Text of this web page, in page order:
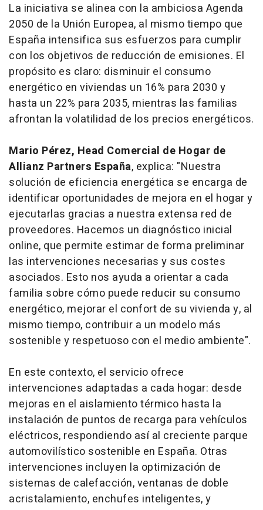
La iniciativa se alinea con la ambiciosa Agenda
2050 de la Unión Europea, al mismo tiempo que
España intensifica sus esfuerzos para cumplir
con los objetivos de reducción de emisiones. El
propósito es claro: disminuir el consumo
energético en viviendas un 16% para 2030 y
hasta un 22% para 2035, mientras las familias
afrontan la volatilidad de los precios energéticos.
Mario Pérez, Head Comercial de Hogar de
Allianz Partners España, explica: "Nuestra
solución de eficiencia energética se encarga de
identificar oportunidades de mejora en el hogar y
ejecutarlas gracias a nuestra extensa red de
proveedores. Hacemos un diagnóstico inicial
online, que permite estimar de forma preliminar
las intervenciones necesarias y sus costes
asociados. Esto nos ayuda a orientar a cada
familia sobre cómo puede reducir su consumo
energético, mejorar el confort de su vivienda y, al
mismo tiempo, contribuir a un modelo más
sostenible y respetuoso con el medio ambiente".
En este contexto, el servicio ofrece
intervenciones adaptadas a cada hogar: desde
mejoras en el aislamiento térmico hasta la
instalación de puntos de recarga para vehículos
eléctricos, respondiendo así al creciente parque
automovilístico sostenible en España. Otras
intervenciones incluyen la optimización de
sistemas de calefacción, ventanas de doble
acristalamiento, enchufes inteligentes, y